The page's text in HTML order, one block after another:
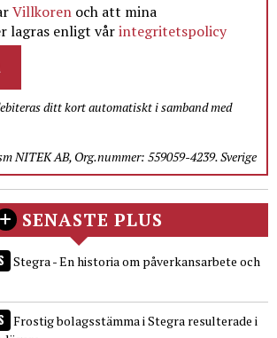
Villkoren och att mina
lagras enligt vårintegritetspolicy
ditt kort automatiskt i samband med
NITEK AB, Org.nummer: 559059-4239. Sverige
SENASTE PLUS
Stegra - En historia om påverkansarbete och
Frostig bolagsstämma i Stegra resulterade i